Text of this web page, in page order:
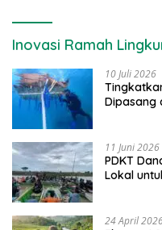
Inovasi Ramah
10 Juli 2026
Dipasang
11 Juni 2026
PDKT
Lokal
24 April